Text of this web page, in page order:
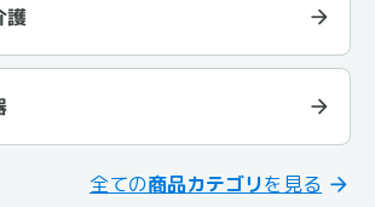
護
全ての商品カテゴリを見る